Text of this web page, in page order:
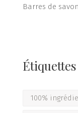
Barres de
Étiquettes
100%